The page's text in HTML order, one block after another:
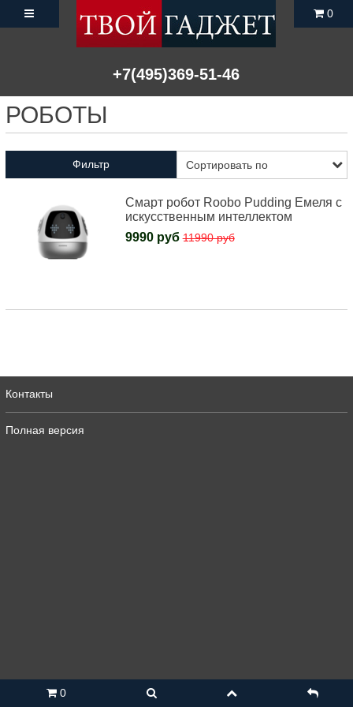
+7(495)369-51-46
0
РОБОТЫ
Фильтр
Смарт робот Roobo Pudding Емеля с
искусственным интеллектом
9990 руб11990 руб
Контакты
Полная версия
0